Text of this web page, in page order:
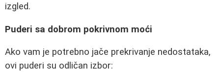
izgled.
Puderi sa dobrom pokrivnom moći
Ako vam je potrebno jače prekrivanje nedostataka,
ovi puderi su odličan izbor: